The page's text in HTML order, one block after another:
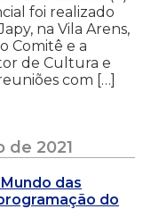
foi realizado
na Vila Arens,
Comitê e a
de Cultura e
com […]
de 2021
das
do